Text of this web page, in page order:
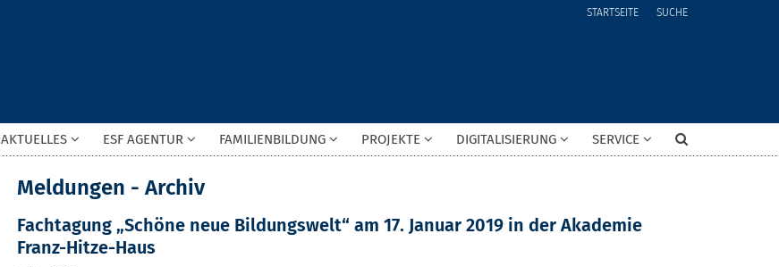
STARTSEITE SUCHE
AKTUELLES ESF AGENTUR FAMILIENBILDUNG PROJEKTE DIGITALISIERUNG SERVICE
Meldungen - Archiv
Fachtagung „Schöne neue Bildungswelt“ am 17. Januar 2019 in der Akademie
Franz-Hitze-Haus